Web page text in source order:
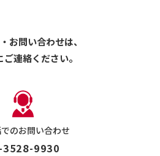
お問い合わせは、
ご連絡ください。
のお問い合わせ
3528-9930